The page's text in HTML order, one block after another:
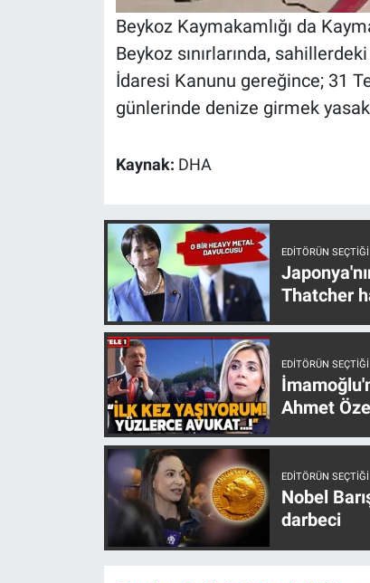
Beykoz Kaymakamlığı da
Beykoz sınırlarında,
İdaresi Kanunu gereğince; 31
günlerinde denize girmek
Kaynak: DHA
EDITÖRÜN SEÇTIĞI
Thatcher
EDITÖRÜN SEÇTIĞI
Ahmet
EDITÖRÜN SEÇTIĞI
Nobel
darbeci
Yerel Yaşam
Canlı Yayın